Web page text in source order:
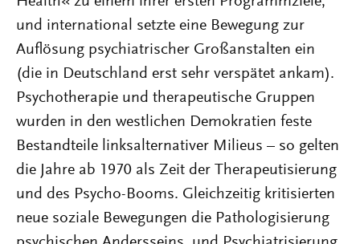
und international setzte eine Bewegung zur
Auflösung psychiatrischer Großanstalten ein
(die in Deutschland erst sehr verspätet ankam).
Psychotherapie und therapeutische Gruppen
wurden in den westlichen Demokratien feste
Bestandteile linksalternativer Milieus – so gelten
die Jahre ab 1970 als Zeit der Therapeutisierung
und des Psycho-Booms. Gleichzeitig kritisierten
neue soziale Bewegungen die Pathologisierung